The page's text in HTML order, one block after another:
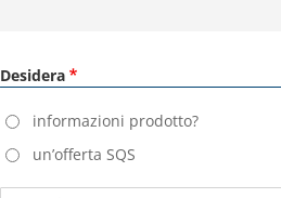
Desidera
informazioni prodotto?
un’offerta SQS